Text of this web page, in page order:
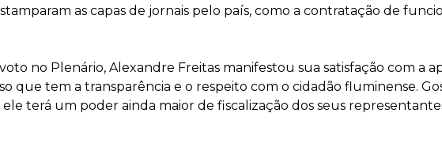
as capas de jornais pelo país, como a contratação de
no Plenário, Alexandre Freitas manifestou sua satisfação com a
que tem a transparência e o respeito com o cidadão fluminense.
terá um poder ainda maior de fiscalização dos seus